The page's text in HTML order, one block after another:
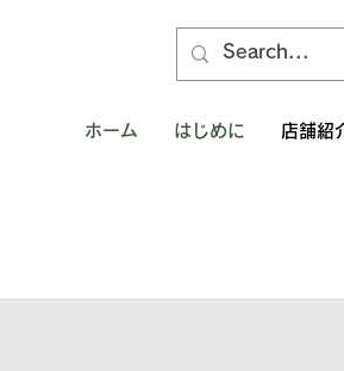
ホーム はじめに 店舗紹